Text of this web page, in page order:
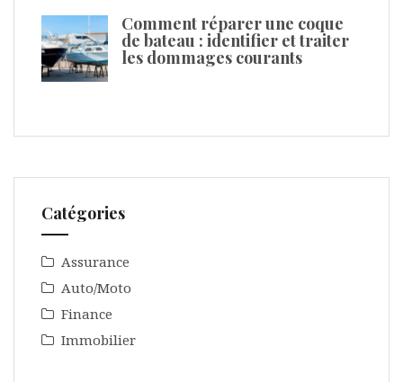
Comment réparer une coque
de bateau : identifier et traiter
les dommages courants
Catégories
Assurance
Auto/Moto
Finance
Immobilier